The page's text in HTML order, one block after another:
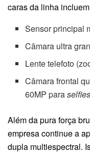
caras da linha
Sensor principal
Câmara ultra
Lente telefoto
Câmara frontal
60MP paraselfies
Além da pura força
empresa continue a
dupla multiespectral.